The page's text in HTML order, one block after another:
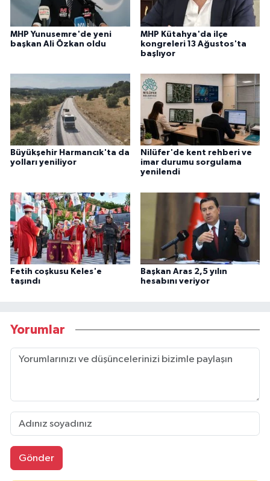
MHP Yunusemre'de yeni
başkan Ali Özkan oldu
MHP Kütahya'da ilçe
kongreleri 13 Ağustos'ta
başlıyor
Büyükşehir Harmancık'ta da
yolları yeniliyor
Nilüfer'de kent rehberi ve
imar durumu sorgulama
yenilendi
Fetih coşkusu Keles'e
taşındı
Başkan Aras 2,5 yılın
hesabını veriyor
Yorumlar
Gönder